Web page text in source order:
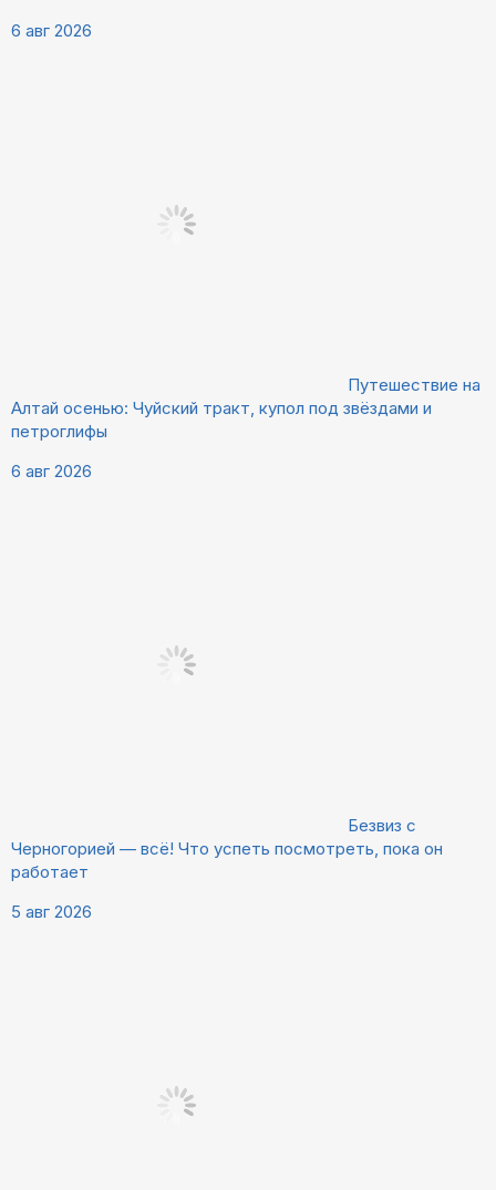
6 авг 2026
Путешествие на
Алтай осенью: Чуйский тракт, купол под звёздами и
петроглифы
6 авг 2026
Безвиз с
Черногорией — всё! Что успеть посмотреть, пока он
работает
5 авг 2026